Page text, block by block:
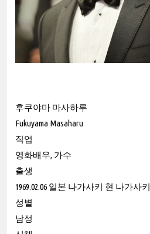
후쿠야마 마사하루
Fukuyama Masaharu
직업
영화배우, 가수
출생
1969.02.06 일본 나가사키 현 나가사키
성별
남성